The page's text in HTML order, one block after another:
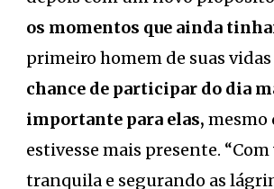
os momentos que ainda
primeiro homem de suas vidas
chance de participar do dia
importante para elas, mesmo
estivesse mais presente. “Com
tranquila e segurando as